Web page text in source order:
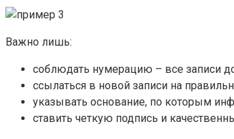
Важно лишь:
соблюдать нумерацию – все записи
ссылаться в новой записи на
указывать основание, по которым
ставить четкую подпись и